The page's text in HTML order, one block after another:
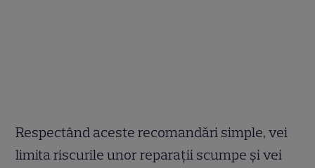
Respectând aceste recomandări simple, vei
limita riscurile unor reparații scumpe și vei